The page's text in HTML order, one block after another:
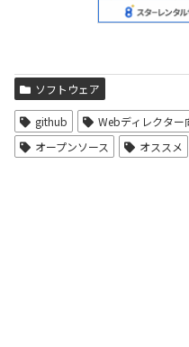
ソフトウェア
github Webディレクター
オープンソース
オススメ